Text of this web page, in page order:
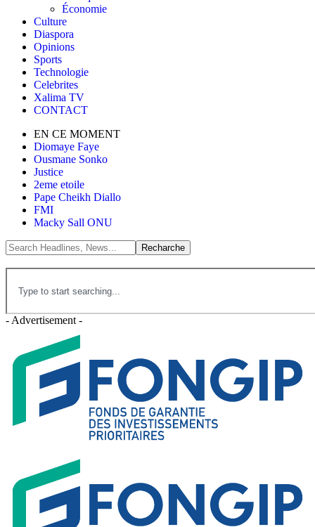
Économie
Culture
Diaspora
Opinions
Sports
Technologie
Celebrites
Xalima TV
CONTACT
EN CE MOMENT
Diomaye Faye
Ousmane Sonko
Justice
2eme etoile
Pape Cheikh Diallo
FMI
Macky Sall ONU
- Advertisement -